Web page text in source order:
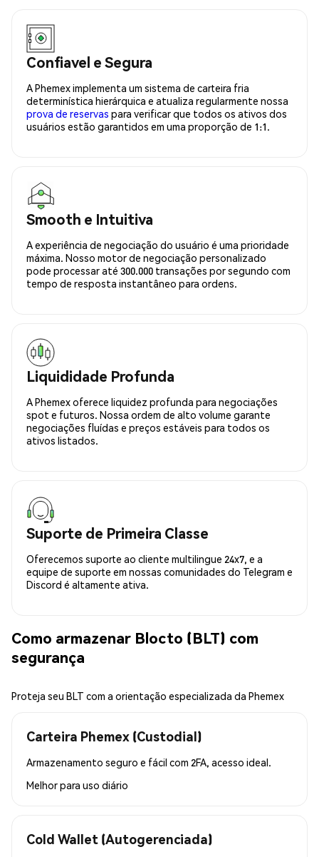
Confiavel e Segura
A Phemex implementa um sistema de carteira fria
determinística hierárquica e atualiza regularmente nossa
prova de reservas para verificar que todos os ativos dos
usuários estão garantidos em uma proporção de 1:1.
Smooth e Intuitiva
A experiência de negociação do usuário é uma prioridade
máxima. Nosso motor de negociação personalizado
pode processar até 300.000 transações por segundo com
tempo de resposta instantâneo para ordens.
Liquididade Profunda
A Phemex oferece liquidez profunda para negociações
spot e futuros. Nossa ordem de alto volume garante
negociações fluídas e preços estáveis para todos os
ativos listados.
Suporte de Primeira Classe
Oferecemos suporte ao cliente multilingue 24x7, e a
equipe de suporte em nossas comunidades do Telegram e
Discord é altamente ativa.
Como armazenar Blocto (BLT) com
segurança
Proteja seu BLT com a orientação especializada da Phemex
Carteira Phemex (Custodial)
Armazenamento seguro e fácil com 2FA, acesso ideal.
Melhor para uso diário
Cold Wallet (Autogerenciada)